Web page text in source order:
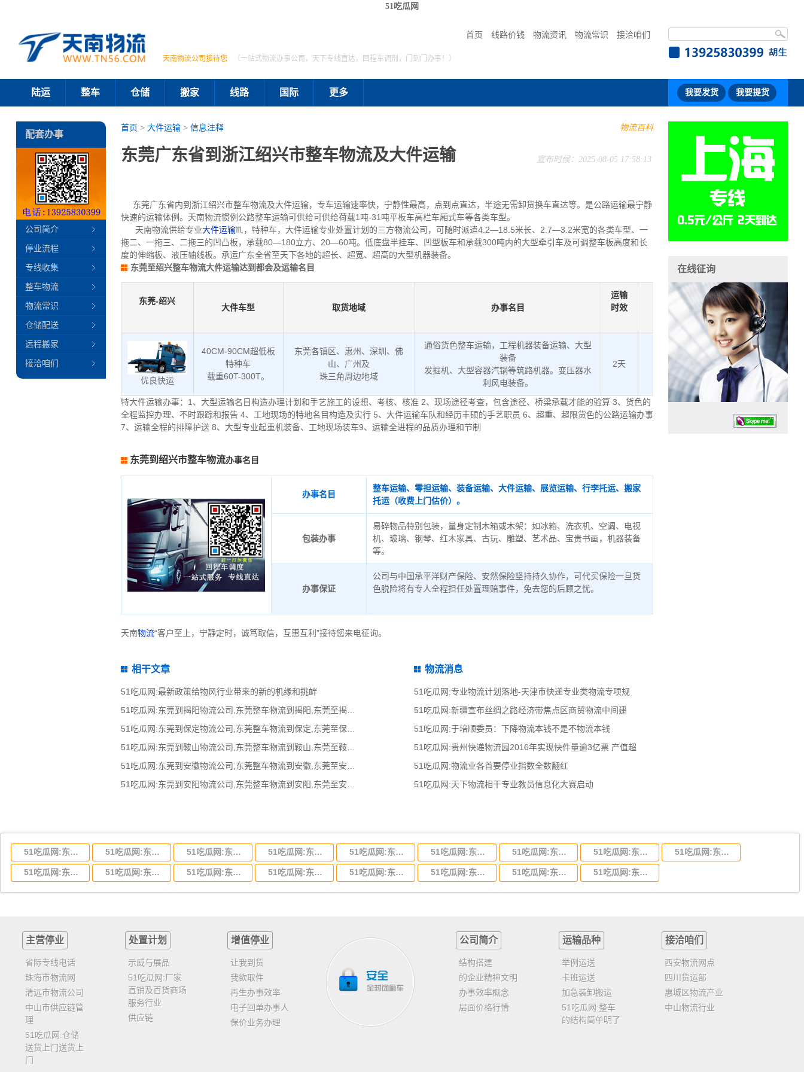
51吃瓜网
首页 线路价钱 物流资讯 物流常识 接洽咱们
天南物流公司接待您 （一站式物流办事公司，天下专线直达，回程车调剂，门到门办事！）
陆运 整车 仓储 搬家 线路 国际 更多 我要发货 我要提货
物流百科
首页 > 大件运输> 信息注释
东莞广东省到浙江绍兴市整车物流及大件运输 宣布时候：2025-08-05 17:58:13
东莞广东省内到浙江绍兴市整车物流及大件运输，专车运输速率快，宁静性最高，点到点直达，半途无需卸货换车直达等。是公路运输最宁静
快速的运输体例。天南物流惯例公路整车运输可供给可供给荷载1吨-31吨平板车高栏车厢式车等各类车型。
天南物流供给专业大件运输♏，特种车，大件运输专业处置计划的三方物流公司，可随时派遣4.2—18.5米长、2.7—3.2米宽的各类车型、一
拖二、一拖三、二拖三的凹凸板，承载80—180立方、20—60吨。低底盘半挂车、凹型板车和承载300吨内的大型牵引车及可调整车板高度和长
度的伸缩板、液压轴线板。承运广东全省至天下各地的超长、超宽、超高的大型机器装备。
东莞至绍兴整车物流大件运输达到都会及运输名目
东莞-绍兴
大件车型 取货地域 办事名目
运输
时效
优良快运
40CM-90CM超低板
特种车
载重60T-300T。
东莞各镇区、惠州、深圳、佛
山、广州及
珠三角周边地域
通俗货色整车运输，工程机器装备运输、大型
装备
发掘机、大型容器汽锅等筑路机器。变压器水
利风电装备。
2天
特大件运输办事：1、大型运输名目构造办理计划和手艺施工的设想、考核、核准 2、现场途径考查，包含途径、桥梁承载才能的验算 3、货色的
全程监控办理、不时跟踪和报告 4、工地现场的特地名目构造及实行 5、大件运输车队和经历丰硕的手艺职员 6、超重、超限货色的公路运输办事
7、运输全程的排障护送 8、大型专业起重机装备、工地现场装车9、运输全进程的品质办理和节制
东莞到绍兴市整车物流办事名目
办事名目
整车运输、零担运输、装备运输、大件运输、展览运输、行李托运、搬家
托运（收费上门估价）。
包装办事
易碎物品特别包装，量身定制木箱或木架：如冰箱、洗衣机、空调、电视
机、玻璃、钢琴、红木家具、古玩、雕塑、艺术品、宝贵书画，机器装备
等。
办事保证
公司与中国承平洋财产保险、安然保险坚持持久协作，可代买保险一旦货
色脱险将有专人全程担任处置理赔事件，免去您的后顾之忧。
天南物流“客户至上，宁静定时，诚笃取信，互惠互利”接待您来电征询。
相干文章
51吃瓜网:最新政策给物风行业带来的新的机缘和挑衅
51吃瓜网:东莞到揭阳物流公司,东莞整车物流到揭阳,东莞至揭阳物流专线 - 天南
51吃瓜网:东莞到保定物流公司,东莞整车物流到保定,东莞至保定物流专线 - 天南
51吃瓜网:东莞到鞍山物流公司,东莞整车物流到鞍山,东莞至鞍山物流专线 - 天南
物流消息
51吃瓜网:专业物流计划落地-天津市快递专业类物流专项规
51吃瓜网:新疆宣布丝绸之路经济带焦点区商贸物流中间建
51吃瓜网:于培顺委员：下降物流本钱不是不物流本钱
51吃瓜网:贵州快递物流园2016年实现快件量逾3亿票 产值超
51吃瓜网:物流业各首要停业指数全数翻红
51吃瓜网:天下物流相干专业教员信息化大赛启动
配套办事
公司简介
停业流程
专线收集
整车物流
物流常识
仓储配送
远程搬家
接洽咱们
在线征询
51吃瓜网:东莞到湖北省物流专线,东莞到湖北省物流公司 51吃瓜网:东莞到河南省物流专线,东莞到河南省物流公司 51吃瓜网:东莞到湖南省物流专线,东莞到湖南省物流公司 51吃瓜网:东莞到河北省物流专线,东莞到河北省物流公司 51吃瓜网:东莞到吉林省物流运输,东莞到吉林省物流公司 51吃瓜网:东莞到甘肃省物流运输,东莞到甘肃省物流公司 51吃瓜网:东莞到陕西省物流运输,东莞到陕西省物流公司 51吃瓜网:东莞到贵州省物流运输,东莞到贵州省物流公司 51吃瓜网:东莞到四川省物流专线,东莞到四川省物流公司
51吃瓜网:东莞到云南省物流运输,东莞到云南省物流公司 51吃瓜网:东莞到江西省物流专线,东莞到江西省物流公司 51吃瓜网:东莞到安徽省物流专线,东莞到安徽省物流公司 51吃瓜网:东莞到山东省物流专线,东莞到山东省物流公司 51吃瓜网:东莞到江苏物流专线运输,东莞到江苏省物流公司 51吃瓜网:东莞到浙江省物流运输,东莞到浙江省物流公司 51吃瓜网:东莞到福建省物流运输,东莞到福建省物流公司 51吃瓜网:东莞到广西物流专线,东莞到广西物流公司
主营停业
省际专线电话
珠海市物流网
清远市物流公司
中山市供应链管
理
51吃瓜网:仓储
送货上门送货上
门
处置计划
示威与展品
51吃瓜网:厂家
直销及百货商场
服务行业
供应链
增值停业
让我到货
我欲取件
再生办事效率
电子回单办事人
保价业务办理
公司简介
结构搭建
的企业精神文明
办事效率概念
层面价格行情
运输品种
举例运送
卡班运送
加急装卸搬运
51吃瓜网:整车
的结构简单明了
接洽咱们
西安物流网点
四川货运部
惠城区物流产业
中山物流行业